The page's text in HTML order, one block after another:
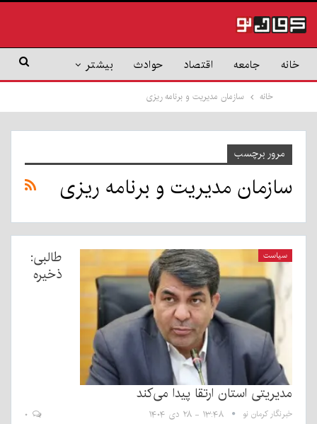
خانه جامعه اقتصاد حوادث بیشتر
خانه سازمان مدیریت و برنامه ریزی
مرور برچسب
سازمان مدیریت و برنامه ریزی
سیاست
طالبی:
ذخیره
مدیریتی استان ارتقا پیدا می‌کند
خبرنگار کرمان نو ۱۳:۴۸ - ۲۸ دی ۱۴۰۴